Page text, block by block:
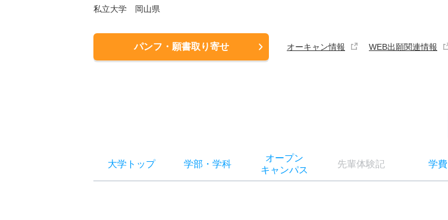
私立大学 岡山県
パンフ・願書取り寄せ オーキャン情報 WEB出願関連情報
大学トップ 学部 ・ 学科
オープン
キャンパス
先輩体験記 学費